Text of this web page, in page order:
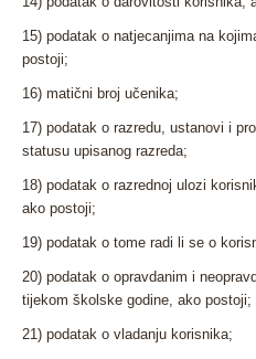
15) podatak o natjecanjima na
postoji;
16) matični broj učenika;
17) podatak o razredu, ustanovi i
statusu upisanog razreda;
18) podatak o razrednoj ulozi
ako postoji;
19) podatak o tome radi li se o
20) podatak o opravdanim i
tijekom školske godine, ako postoji;
21) podatak o vladanju korisnika;